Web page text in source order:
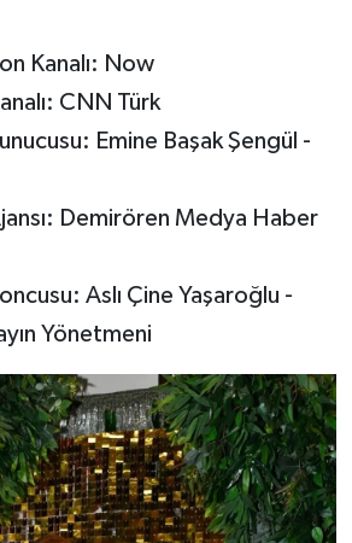
Kanalı: Now
CNN Türk
Emine Başak Şengül -
Demirören Medya Haber
Aslı Çine Yaşaroğlu -
Yönetmeni